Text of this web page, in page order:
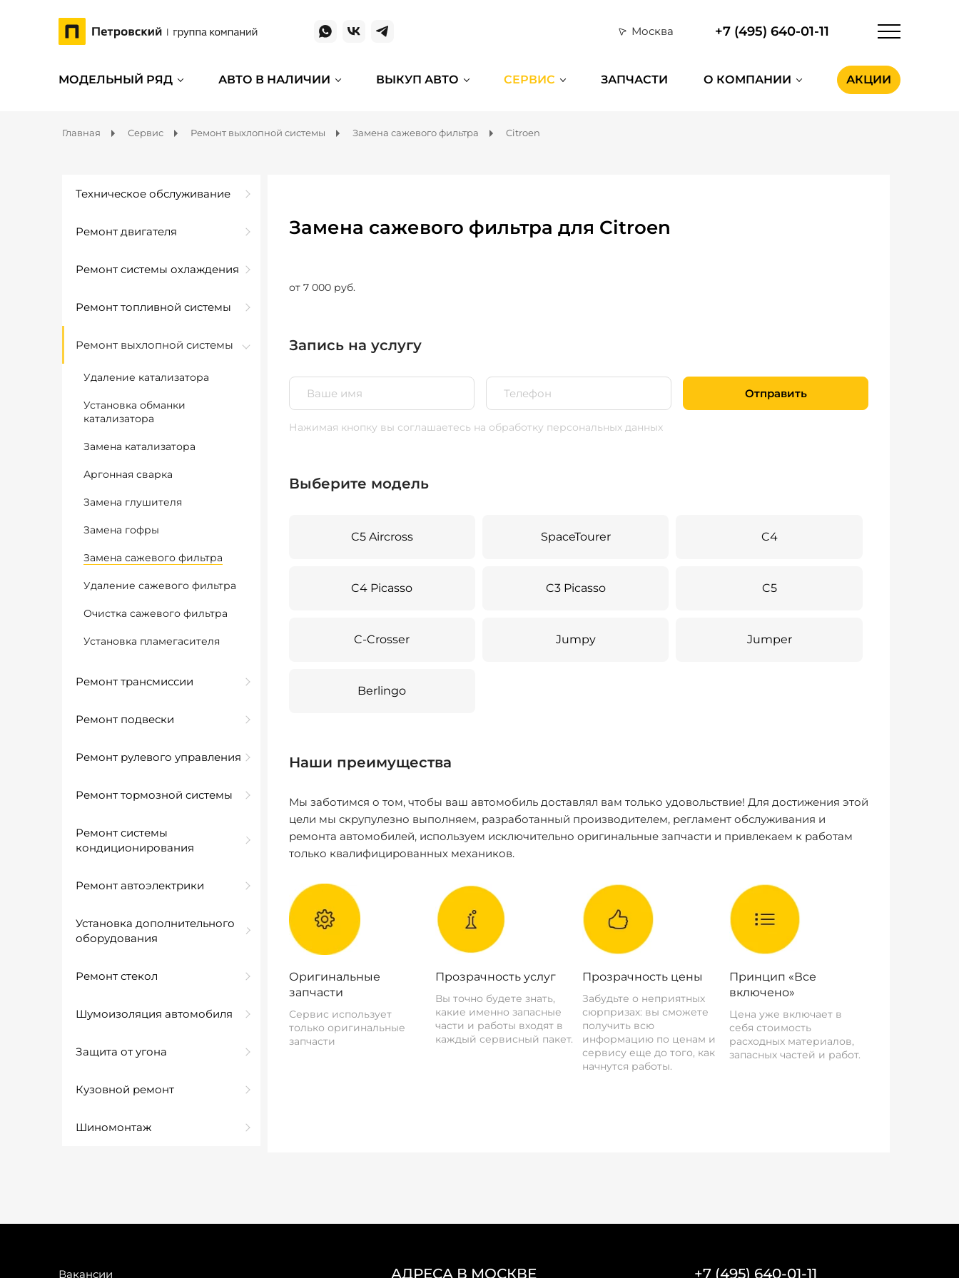
Москва +7 (495) 640-01-11
МОДЕЛЬНЫЙ РЯД АВТО В НАЛИЧИИ ВЫКУП АВТО СЕРВИС ЗАПЧАСТИ О КОМПАНИИ АКЦИИ
Главная Сервис Ремонт выхлопной системы Замена сажевого фильтра Citroen
Техническое обслуживание
Ремонт двигателя
Ремонт системы охлаждения
Ремонт топливной системы
Ремонт выхлопной системы
Удаление катализатора
Установка обманки
катализатора
Замена катализатора
Аргонная сварка
Замена глушителя
Замена гофры
Замена сажевого фильтра
Удаление сажевого фильтра
Очистка сажевого фильтра
Установка пламегасителя
Ремонт трансмиссии
Ремонт подвески
Ремонт рулевого управления
Ремонт тормозной системы
Ремонт системы
кондиционирования
Ремонт автоэлектрики
Установка дополнительного
оборудования
Ремонт стекол
Шумоизоляция автомобиля
Защита от угона
Кузовной ремонт
Шиномонтаж
Замена сажевого фильтра для Citroen
от 7 000 руб.
Запись на услугу
Отправить
Нажимая кнопку вы соглашаетесь на обработку персональных данных
Выберите модель
C5 Aircross SpaceTourer C4
C4 Picasso C3 Picasso C5
C-Crosser Jumpy Jumper
Berlingo
Наши преимущества
Мы заботимся о том, чтобы ваш автомобиль доставлял вам только удовольствие! Для достижения этой
цели мы скрупулезно выполняем, разработанный производителем, регламент обслуживания и
ремонта автомобилей, используем исключительно оригинальные запчасти и привлекаем к работам
только квалифицированных механиков.
Оригинальные
запчасти
Сервис использует
только оригинальные
запчасти
Прозрачность услуг
Вы точно будете знать,
какие именно запасные
части и работы входят в
каждый сервисный пакет.
Прозрачность цены
Забудьте о неприятных
сюрпризах: вы сможете
получить всю
информацию по ценам и
сервису еще до того, как
начнутся работы.
Принцип «Все
включено»
Цена уже включает в
себя стоимость
расходных материалов,
запасных частей и работ.
Вакансии АДРЕСА В МОСКВЕ +7 (495) 640-01-11